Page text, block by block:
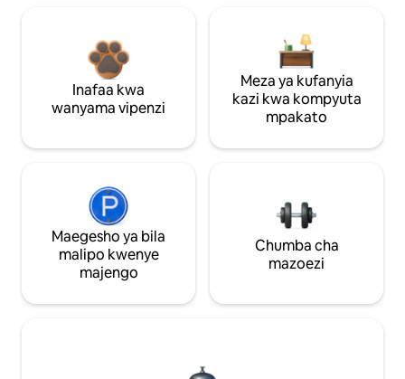
Inafaa kwa
wanyama vipenzi
Meza ya kufanyia
kazi kwa kompyuta
mpakato
Maegesho ya bila
malipo kwenye
majengo
Chumba cha
mazoezi